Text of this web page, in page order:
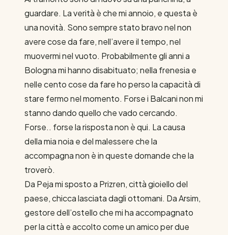
guardare. La verità è che mi annoio, e questa è
una novità. Sono sempre stato bravo nel non
avere cose da fare, nell’avere il tempo, nel
muovermi nel vuoto. Probabilmente gli anni a
Bologna mi hanno disabituato; nella frenesia e
nelle cento cose da fare ho perso la capacità di
stare fermo nel momento. Forse i Balcani non mi
stanno dando quello che vado cercando.
Forse.. forse la risposta non è qui. La causa
della mia noia e del malessere che la
accompagna non è in queste domande che la
troverò.
Da Peja mi sposto a Prizren, città gioiello del
paese, chicca lasciata dagli ottomani. Da Arsim,
gestore dell’ostello che mi ha accompagnato
per la città e accolto come un amico per due